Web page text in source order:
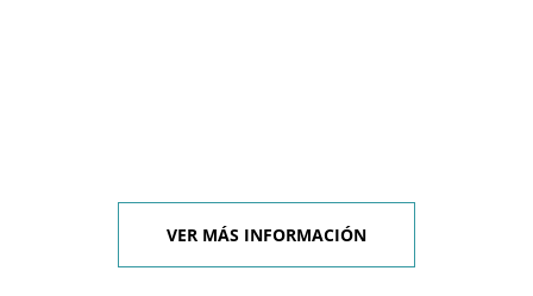
VER MÁS INFORMACIÓN